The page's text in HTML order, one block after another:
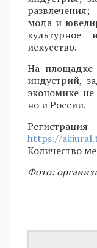
мода и
культурное
искусство.
На площадке
индустрий,
экономике не
но и России.
https://
Количество
Фото: